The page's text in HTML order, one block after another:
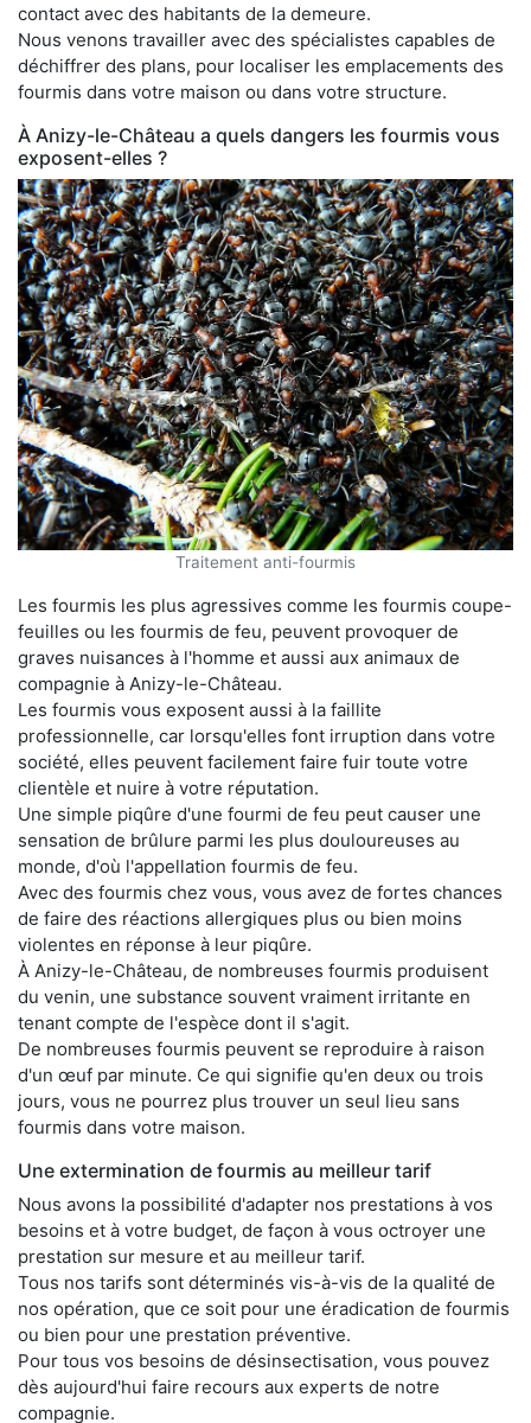
contact avec des habitants de la demeure.
Nous venons travailler avec des spécialistes capables de
déchiffrer des plans, pour localiser les emplacements des
fourmis dans votre maison ou dans votre structure.
À Anizy-le-Château a quels dangers les fourmis vous
exposent-elles ?
Traitement anti-fourmis
Les fourmis les plus agressives comme les fourmis coupe-
feuilles ou les fourmis de feu, peuvent provoquer de
graves nuisances à l'homme et aussi aux animaux de
compagnie à Anizy-le-Château.
Les fourmis vous exposent aussi à la faillite
professionnelle, car lorsqu'elles font irruption dans votre
société, elles peuvent facilement faire fuir toute votre
clientèle et nuire à votre réputation.
Une simple piqûre d'une fourmi de feu peut causer une
sensation de brûlure parmi les plus douloureuses au
monde, d'où l'appellation fourmis de feu.
Avec des fourmis chez vous, vous avez de fortes chances
de faire des réactions allergiques plus ou bien moins
violentes en réponse à leur piqûre.
À Anizy-le-Château, de nombreuses fourmis produisent
du venin, une substance souvent vraiment irritante en
tenant compte de l'espèce dont il s'agit.
De nombreuses fourmis peuvent se reproduire à raison
d'un œuf par minute. Ce qui signifie qu'en deux ou trois
jours, vous ne pourrez plus trouver un seul lieu sans
fourmis dans votre maison.
Une extermination de fourmis au meilleur tarif
Nous avons la possibilité d'adapter nos prestations à vos
besoins et à votre budget, de façon à vous octroyer une
prestation sur mesure et au meilleur tarif.
Tous nos tarifs sont déterminés vis-à-vis de la qualité de
nos opération, que ce soit pour une éradication de fourmis
ou bien pour une prestation préventive.
Pour tous vos besoins de désinsectisation, vous pouvez
dès aujourd'hui faire recours aux experts de notre
compagnie.